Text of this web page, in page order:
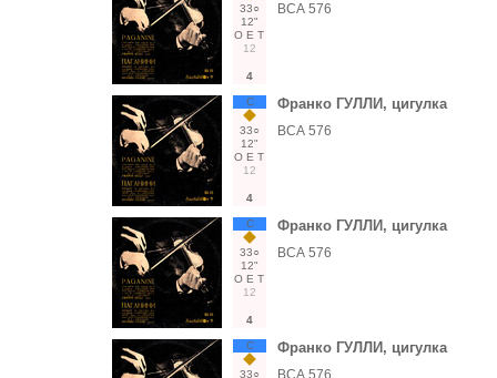
33○
12"
О Е Т
12
4
ВСА 576
С
33○
12"
О Е Т
12
4
Франко ГУЛЛИ, цигулка
ВСА 576
С
33○
12"
О Е Т
12
4
Франко ГУЛЛИ, цигулка
ВСА 576
С
33○
Франко ГУЛЛИ, цигулка
ВСА 576